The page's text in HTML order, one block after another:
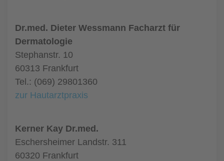
Dr.med. Dieter Wessmann Facharzt für
Dermatologie
Stephanstr. 10
60313 Frankfurt
Tel.: (069) 29801360
zur Hautarztpraxis
Kerner Kay Dr.med.
Eschersheimer Landstr. 311
60320 Frankfurt